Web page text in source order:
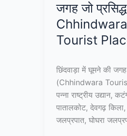
जगह जो
Chhindwara
Tourist
छिंदवाड़ा में घूमने की जगह
(Chhindwara
पन्ना राष्ट्रीय उद्यान,
पातालकोट, देवगढ़
जलप्रपात, घोघरा